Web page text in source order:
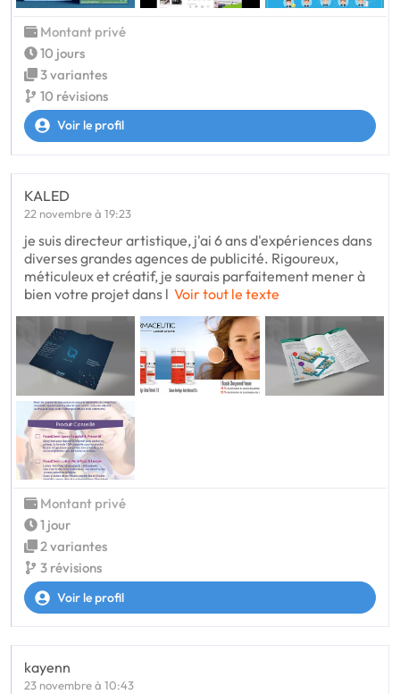
Montant privé
10 jours
3 variantes
10 révisions
Voir le profil
KALED
22 novembre à 19:23
je suis directeur artistique, j'ai 6 ans d'expériences dans
diverses grandes agences de publicité. Rigoureux,
méticuleux et créatif, je saurais parfaitement mener à
bien votre projet dans l Voir tout le texte
Montant privé
1 jour
2 variantes
3 révisions
Voir le profil
kayenn
23 novembre à 10:43